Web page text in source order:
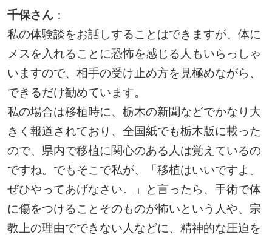
千保さん：
私の体験談をお話しすることはできますが、体に
メスを入れることに恐怖を感じる人もいらっしゃ
いますので、相手の受け止め方を見極めながら、
できるだけ勧めています。
私の場合は移植時に、栃木の新聞などでかなり大
きく報道されており、全国紙でも栃木版に載った
ので、県内で移植に関心のある人は覚えているの
ですね。でもそこで私が、「移植はいいですよ。
ぜひやってあげなさい。」と言ったら、手術で体
に傷をつけることそのものが怖いという人や、宗
教上の理由でできない人などに、精神的な圧迫を